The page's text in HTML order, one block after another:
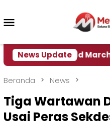
konten
News Update
World Marching
Beranda News
Tiga Wartawan
Usai Peras